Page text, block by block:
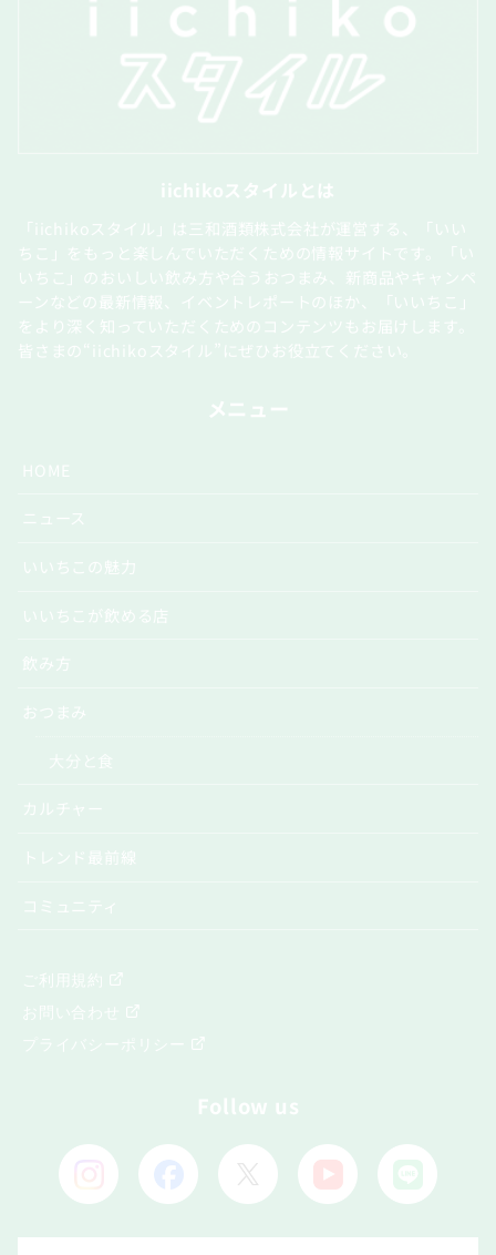
iichikoスタイルとは
「iichikoスタイル」は三和酒類株式会社が運営する、「いい
ちこ」をもっと楽しんでいただくための情報サイトです。「い
いちこ」のおいしい飲み方や合うおつまみ、新商品やキャンペ
ーンなどの最新情報、イベントレポートのほか、「いいちこ」
をより深く知っていただくためのコンテンツもお届けします。
皆さまの“iichikoスタイル”にぜひお役立てください。
メニュー
HOME
ニュース
いいちこの魅力
いいちこが飲める店
飲み方
おつまみ
カルチャー
トレンド最前線
コミュニティ
ご利用規約
お問い合わせ
プライバシーポリシー
Follow us